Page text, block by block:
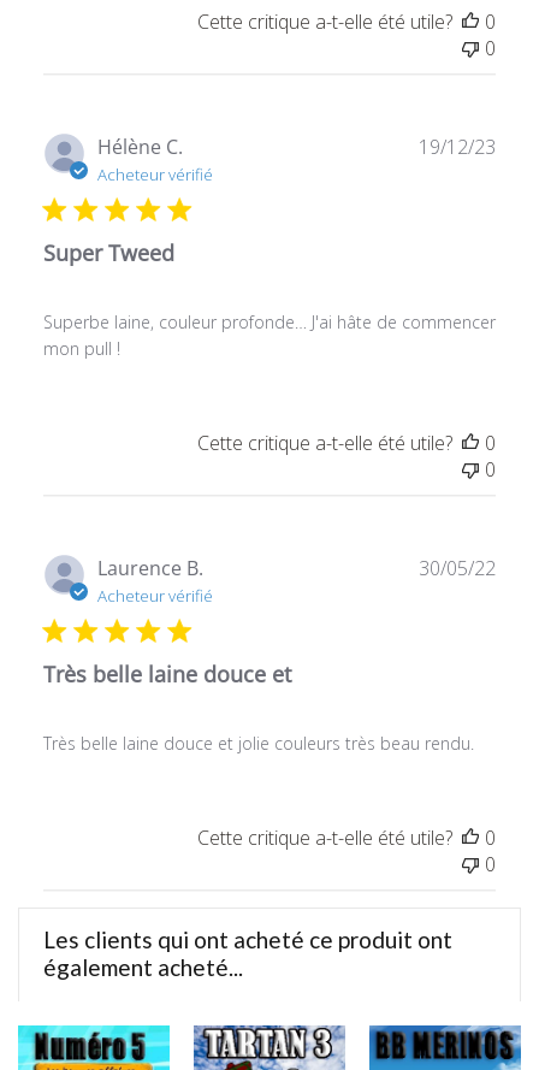
Cette critique a-t-elle été utile?
0
0
Hélène C.
Acheteur vérifié
Super Tweed
Superbe laine, couleur profonde… J'ai hâte de commencer
mon pull !
19/12/23
Cette critique a-t-elle été utile?
0
0
Laurence B.
Acheteur vérifié
Très belle laine douce et
Très belle laine douce et jolie couleurs très beau rendu.
30/05/22
Cette critique a-t-elle été utile?
0
0
Les clients qui ont acheté ce produit ont
également acheté...